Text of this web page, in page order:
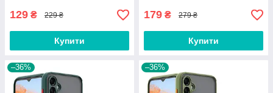
129 ₴ 229 ₴
Купити
179 ₴ 279 ₴
Купити
–36% –36%